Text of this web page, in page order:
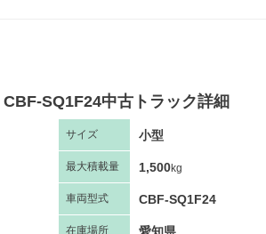
SQ1F24中古トラック詳細
サイズ 小型
最大積載量 1,500kg
車両型式 CBF-SQ1F24
在庫場所 愛知県